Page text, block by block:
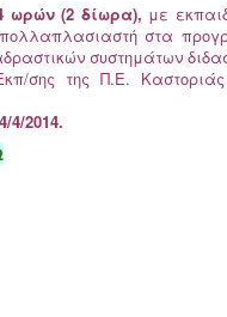
ωρών (2 δίωρα), με
πολλαπλασιαστή στα
συστημάτων
σης της Π.Ε.
2014.